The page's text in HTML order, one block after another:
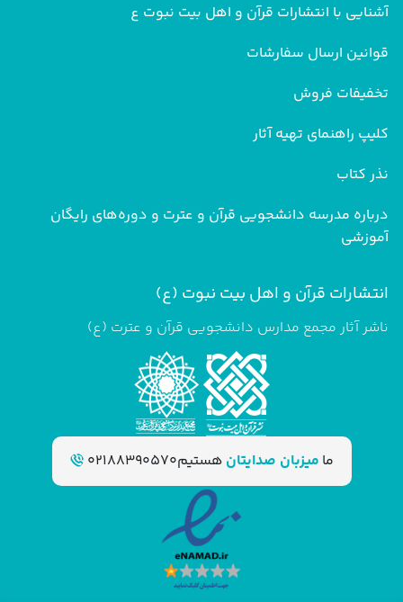
آشنایی با انتشارات قرآن و اهل بیت نبوت ع
قوانین ارسال سفارشات
تخفیفات فروش
کلیپ راهنمای تهیه آثار
نذر کتاب
درباره مدرسه دانشجویی قرآن و عترت و دوره‌های رایگان
آموزشی
انتشارات قرآن و اهل بیت نبوت (ع)
ناشر آثار مجمع مدارس دانشجویی قرآن و عترت (ع)
ما میزبان صدایتان هستیم02188390570